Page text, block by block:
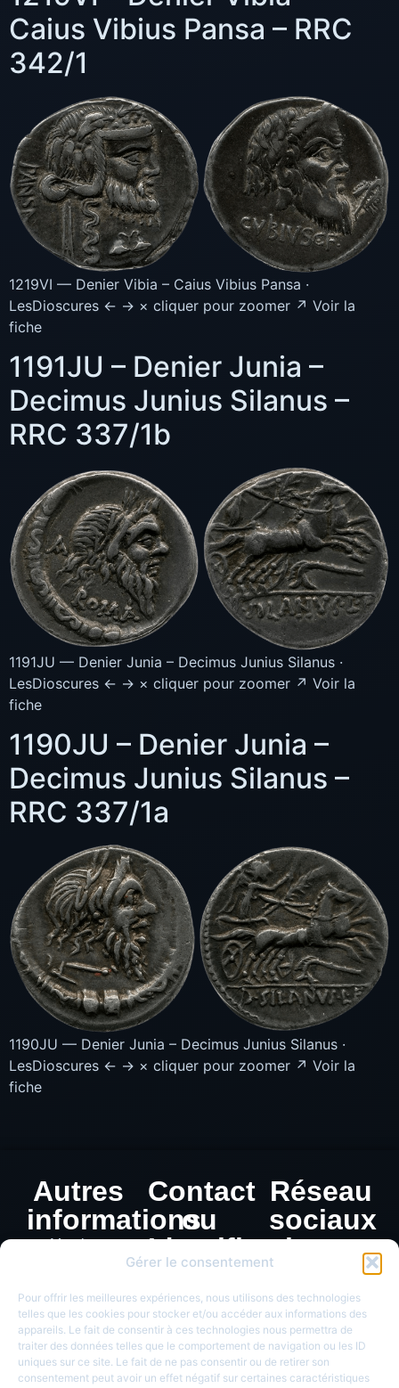
Gérer le consentement
Pour offrir les meilleures expériences, nous utilisons des technologies
telles que les cookies pour stocker et/ou accéder aux informations des
appareils. Le fait de consentir à ces technologies nous permettra de
traiter des données telles que le comportement de navigation ou les ID
uniques sur ce site. Le fait de ne pas consentir ou de retirer son
consentement peut avoir un effet négatif sur certaines caractéristiques
Caius Vibius Pansa – RRC
342/1
1219VI — Denier Vibia – Caius Vibius Pansa ·
LesDioscures ← → × cliquer pour zoomer ↗ Voir la
fiche
1191JU – Denier Junia –
Decimus Junius Silanus –
RRC 337/1b
1191JU — Denier Junia – Decimus Junius Silanus ·
LesDioscures ← → × cliquer pour zoomer ↗ Voir la
fiche
1190JU – Denier Junia –
Decimus Junius Silanus –
RRC 337/1a
1190JU — Denier Junia – Decimus Junius Silanus ·
LesDioscures ← → × cliquer pour zoomer ↗ Voir la
fiche
Autres
informations
Mentions
confidentialité
Contact
ou
Identification
de
monnaie
Réseau
sociaux